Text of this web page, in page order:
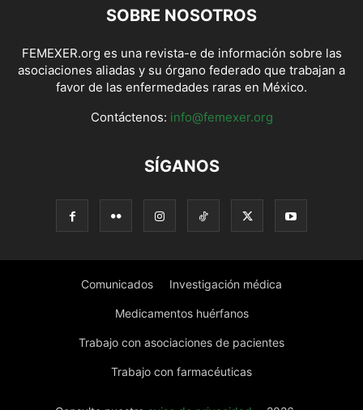
SOBRE NOSOTROS
FEMEXER.org es una revista-e de información sobre las
asociaciones aliadas y su órgano federado que trabajan a
favor de las enfermedades raras en México.
Contáctenos: info@femexer.org
SÍGANOS
Comunicados Investigación médica
Medicamentos huérfanos
Trabajo con asociaciones de pacientes
Trabajo con farmacéuticas